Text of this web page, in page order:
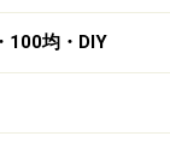
100均・DIY